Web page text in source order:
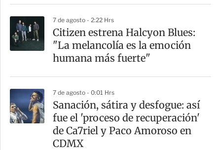
7 de agosto - 2:22 Hrs
Citizen estrena Halcyon Blues:
"La melancolía es la emoción
humana más fuerte"
7 de agosto - 0:01 Hrs
Sanación, sátira y desfogue: así
fue el 'proceso de recuperación'
de Ca7riel y Paco Amoroso en
CDMX